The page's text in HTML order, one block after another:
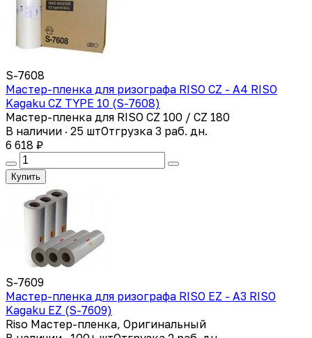
S-7608
Мастер-пленка для ризографа RISO CZ - А4 RISO
Kagaku CZ TYPE 10 (S-7608)
Мастер-пленка для RISO CZ 100 / CZ 180
В наличии · 25 штОтгрузка 3 раб. дн.
6 618 ₽
Купить
S-7609
Мастер-пленка для ризографа RISO EZ - А3 RISO
Kagaku EZ (S-7609)
Riso Мастер-пленка, Оригинальный